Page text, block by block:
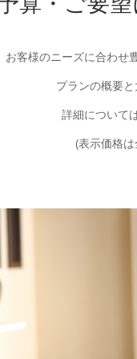
お客様のニーズに合わせ
プランの概要と
詳細について
(表示価格